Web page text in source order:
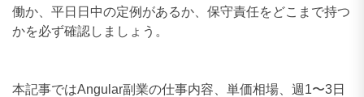
働か、平日日中の定例があるか、保守責任をどこまで持つ
かを必ず確認しましょう。
本記事ではAngular副業の仕事内容、単価相場、週1〜3日